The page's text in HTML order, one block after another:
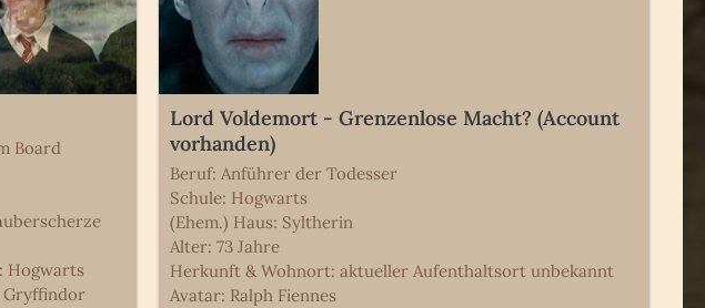
Board
Hogwarts
Gryffindor
Lord Voldemort - Grenzenlose Macht? (Account
vorhanden)
Beruf: Anführer der Todesser
Schule: Hogwarts
(Ehem.) Haus: Syltherin
Alter: 73 Jahre
Herkunft & Wohnort: aktueller Aufenthaltsort unbekannt
Avatar: Ralph Fiennes